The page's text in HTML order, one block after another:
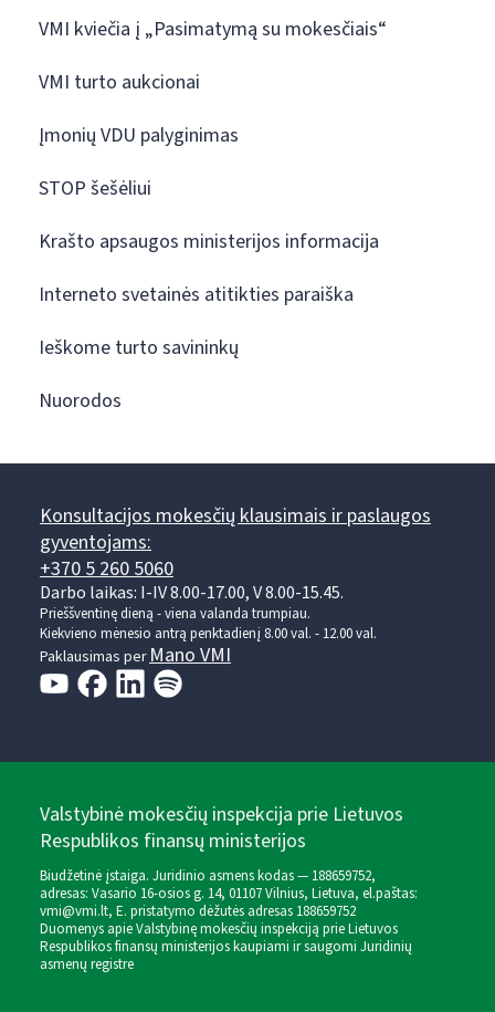
VMI kviečia į „Pasimatymą su mokesčiais“
VMI turto aukcionai
Įmonių VDU palyginimas
STOP šešėliui
Krašto apsaugos ministerijos informacija
Interneto svetainės atitikties paraiška
Ieškome turto savininkų
Nuorodos
Konsultacijos mokesčių klausimais ir paslaugos
gyventojams:
+370 5 260 5060
Darbo laikas: I-IV 8.00-17.00, V 8.00-15.45.
Prieššventinę dieną - viena valanda trumpiau.
Kiekvieno mėnesio antrą penktadienį 8.00 val. - 12.00 val.
Paklausimas perMano VMI
Valstybinė mokesčių inspekcija prie Lietuvos
Respublikos finansų ministerijos
Biudžetinė įstaiga. Juridinio asmens kodas — 188659752,
adresas: Vasario 16-osios g. 14, 01107 Vilnius, Lietuva, el.paštas:
vmi@vmi.lt, E. pristatymo dėžutės adresas 188659752
Duomenys apie Valstybinę mokesčių inspekciją prie Lietuvos
Respublikos finansų ministerijos kaupiami ir saugomi Juridinių
asmenų registre